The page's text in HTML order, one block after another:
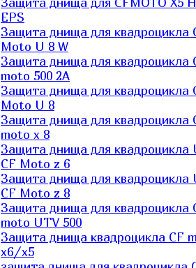
EPS
Защита днища для квадроцикла
Moto U 8 W
Защита днища для квадроцикла
moto 500 2A
Защита днища для квадроцикла
Moto U 8
Защита днища для квадроцикла
moto x 8
Защита днища для квадроцикла
CF Moto z 6
Защита днища для квадроцикла
CF Moto z 8
Защита днища для квадроцикла
moto UTV 500
Защита днища квадроцикла СF
x6/x5